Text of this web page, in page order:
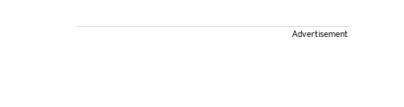
Advertisement